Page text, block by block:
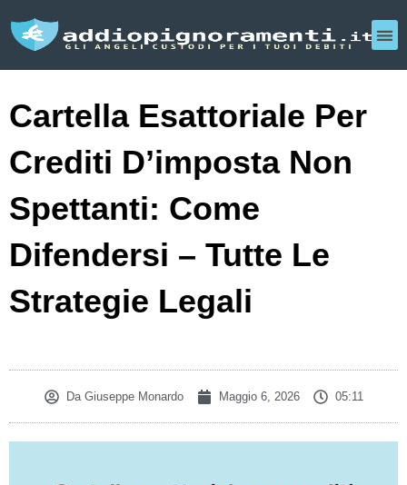
Cartella Esattoriale Per
Crediti D’imposta Non
Spettanti: Come
Difendersi – Tutte Le
Strategie Legali
DaGiuseppe Monardo Maggio 6, 2026 05:11